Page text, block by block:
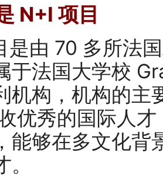
N+I 项目
是由 70 多所法
于法国大学校
机构，机构的主
优秀的国际人
能够在多文化背